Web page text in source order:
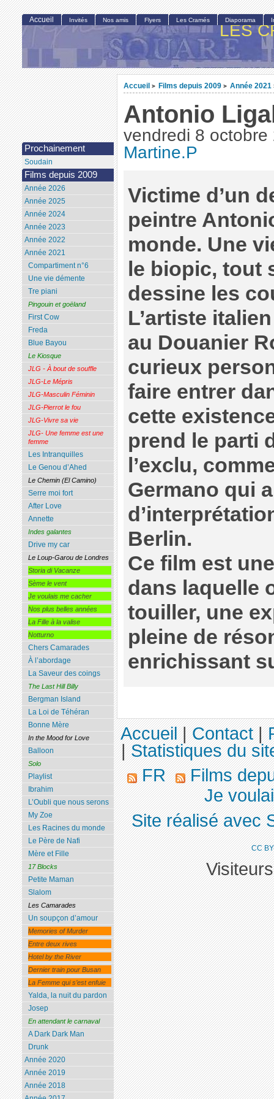
LES
Accueil > Films depuis 2009 > Année 2021
Antonio
vendredi 8 octobre
Martine.P
Victime d’un
peintre
monde. Une
le biopic, tout
dessine les
L’artiste
au Douanier
curieux
faire entrer
cette
prend le parti
l’exclu,
Germano qui
Berlin.
Ce film est
dans laquelle
touiller, une
pleine de
enrichissant
Accueil Invités Nos amis Flyers Les Cramés Diaporama
Prochainement
Soudain
Films depuis 2009
Année 2026
Année 2025
Année 2024
Année 2023
Année 2022
Année 2021
Compartiment n°6
Une vie démente
Tre piani
Pingouin et goëland
First Cow
Freda
Blue Bayou
Le Kiosque
JLG - À bout de souffle
JLG-Le Mépris
JLG-Masculin Féminin
JLG-Pierrot le fou
JLG-Vivre sa vie
JLG- Une femme est une
femme
Les Intranquilles
Le Genou d’Ahed
Le Chemin (El Camino)
Serre moi fort
After Love
Annette
Indes galantes
Drive my car
Le Loup-Garou de Londres
Storia di Vacanze
Sème le vent
Je voulais me cacher
Nos plus belles années
La Fille à la valise
Notturno
Chers Camarades
À l’abordage
La Saveur des coings
The Last Hill Billy
Bergman Island
La Loi de Téhéran
Bonne Mère
In the Mood for Love
Balloon
Solo
Playlist
Ibrahim
L’Oubli que nous serons
My Zoe
Les Racines du monde
Le Père de Nafi
Mère et Fille
17 Blocks
Petite Maman
Slalom
Les Camarades
Un soupçon d’amour
Memories of Murder
Entre deux rives
Hotel by the River
Dernier train pour Busan
La Femme qui s’est enfuie
Yalda, la nuit du pardon
Josep
En attendant le carnaval
A Dark Dark Man
Drunk
Année 2020
Année 2019
Année 2018
Accueil|Contact|
|Statistiques du
FR
Films
Je
Site réalisé avec
CC